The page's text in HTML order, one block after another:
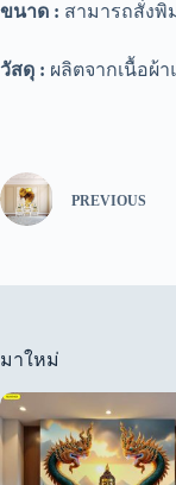
ขนาด : สามารถสั่งพิ
วัสดุ : ผลิตจากเนื้อผ้า
PREVIOUS
มาใหม่